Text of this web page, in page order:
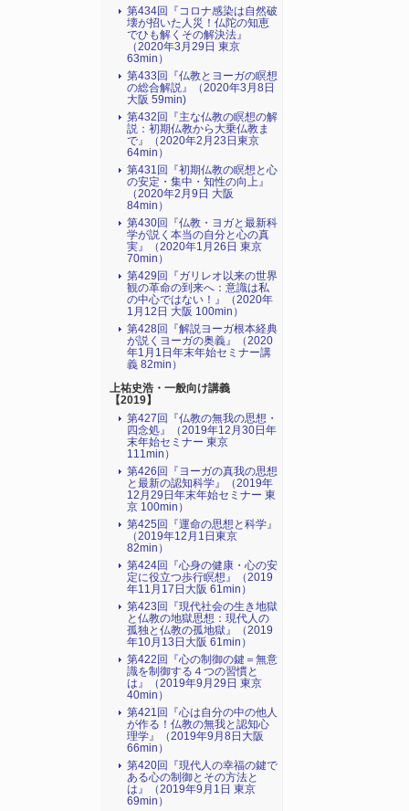
第434回『コロナ感染は自然破
壊が招いた人災！仏陀の知恵
でひも解くその解決法』
（2020年3月29日 東京
63min）
第433回『仏教とヨーガの瞑想
の総合解説』（2020年3月8日
大阪 59min)
第432回『主な仏教の瞑想の解
説：初期仏教から大乗仏教ま
で』（2020年2月23日東京
64min）
第431回『初期仏教の瞑想と心
の安定・集中・知性の向上』
（2020年2月9日 大阪
84min）
第430回『仏教・ヨガと最新科
学が説く本当の自分と心の真
実』（2020年1月26日 東京
70min）
第429回『ガリレオ以来の世界
観の革命の到来へ：意識は私
の中心ではない！』（2020年
1月12日 大阪 100min）
第428回『解説ヨーガ根本経典
が説くヨーガの奥義』（2020
年1月1日年末年始セミナー講
義 82min）
上祐史浩・一般向け講義
【2019】
第427回『仏教の無我の思想・
四念処』（2019年12月30日年
末年始セミナー 東京
111min）
第426回『ヨーガの真我の思想
と最新の認知科学』（2019年
12月29日年末年始セミナー 東
京 100min）
第425回『運命の思想と科学』
（2019年12月1日東京
82min）
第424回『心身の健康・心の安
定に役立つ歩行瞑想』（2019
年11月17日大阪 61min）
第423回『現代社会の生き地獄
と仏教の地獄思想：現代人の
孤独と仏教の孤地獄』（2019
年10月13日大阪 61min）
第422回『心の制御の鍵＝無意
識を制御する４つの習慣と
は』（2019年9月29日 東京
40min）
第421回『心は自分の中の他人
が作る！仏教の無我と認知心
理学』（2019年9月8日大阪
66min）
第420回『現代人の幸福の鍵で
ある心の制御とその方法と
は』（2019年9月1日 東京
69min）